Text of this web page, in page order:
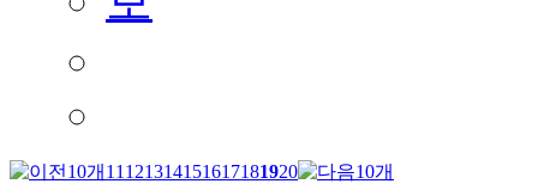
11 121314151617181920